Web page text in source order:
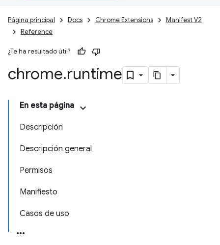
Página principal Docs Chrome Extensions
Manifest V2
Reference
¿Te ha resultado útil?
chrome.runtime
En esta página
Descripción
Descripción general
Permisos
Manifiesto
Casos de uso